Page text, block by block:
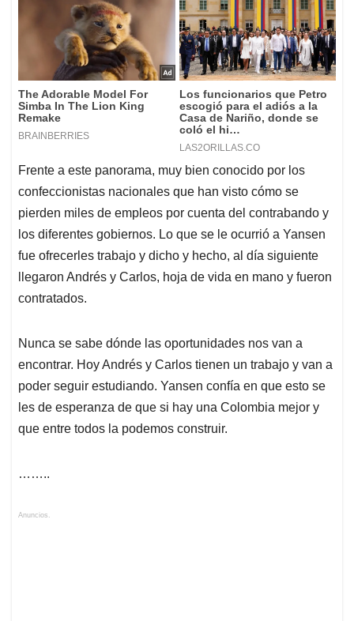
Frente a este panorama, muy bien conocido por los
confeccionistas nacionales que han visto cómo se
pierden miles de empleos por cuenta del contrabando y
los diferentes gobiernos. Lo que se le ocurrió a Yansen
fue ofrecerles trabajo y dicho y hecho, al día siguiente
llegaron Andrés y Carlos, hoja de vida en mano y fueron
contratados.
Nunca se sabe dónde las oportunidades nos van a
encontrar. Hoy Andrés y Carlos tienen un trabajo y van a
poder seguir estudiando. Yansen confía en que esto se
les de esperanza de que si hay una Colombia mejor y
que entre todos la podemos construir.
……..
Anuncios.